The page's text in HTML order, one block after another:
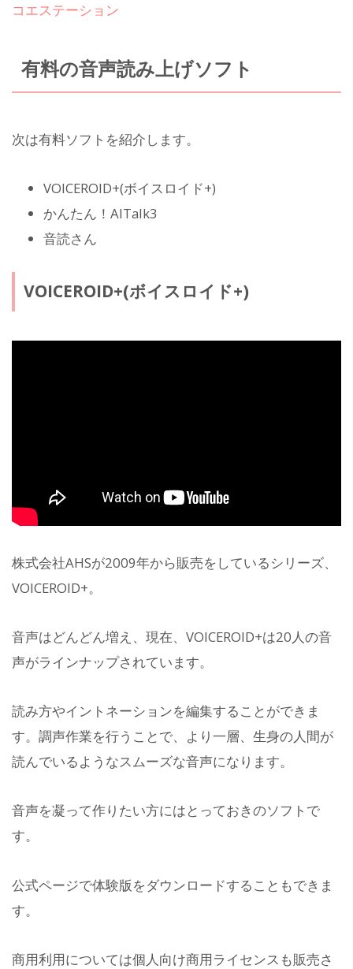
コエステーション
有料の音声読み上げソフト
次は有料ソフトを紹介します。
VOICEROID+(ボイスロイド+)
かんたん！AITalk3
音読さん
VOICEROID+(ボイスロイド+)
株式会社AHSが2009年から販売をしているシリーズ、
VOICEROID+。
音声はどんどん増え、現在、VOICEROID+は20人の音
声がラインナップされています。
読み方やイントネーションを編集することができま
す。調声作業を行うことで、より一層、生身の人間が
読んでいるようなスムーズな音声になります。
音声を凝って作りたい方にはとっておきのソフトで
す。
公式ページで体験版をダウンロードすることもできま
す。
商用利用については個人向け商用ライセンスも販売さ